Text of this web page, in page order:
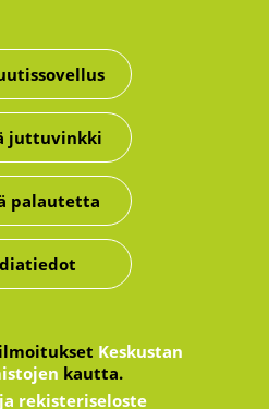
juttuvinkki
palautetta
Keskustan
kautta.
rekisteriseloste